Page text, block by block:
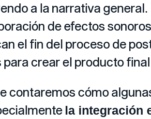
a la narrativa
de efectos
el fin del proceso de
crear el producto
contaremos cómo
la integración